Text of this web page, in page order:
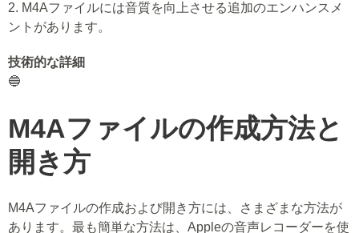
2. M4Aファイルには音質を向上させる追加のエンハンスメ
ントがあります。
技術的な詳細
🔵
M4Aファイルの作成方法と
開き方
M4Aファイルの作成および開き方には、さまざまな方法が
あります。最も簡単な方法は、Appleの音声レコーダーを使